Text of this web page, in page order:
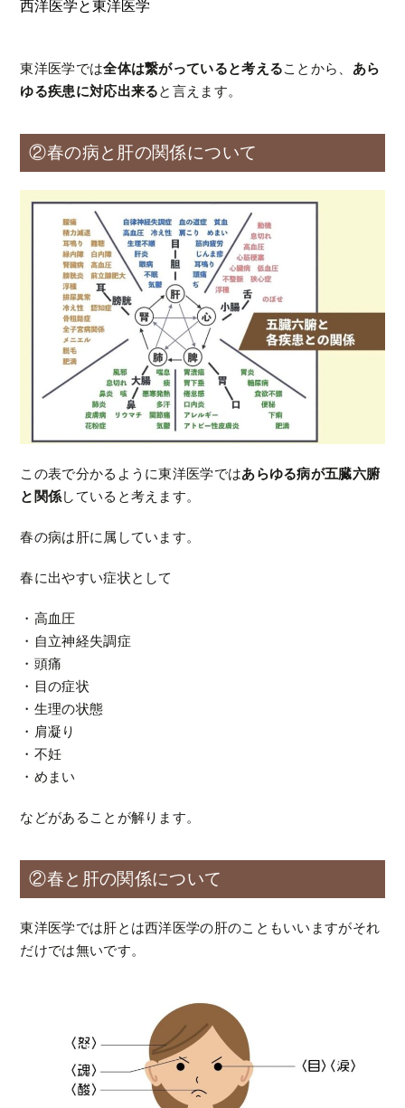
西洋医学と東洋医学
東洋医学では全体は繋がっていると考えることから、 あら
ゆる疾患に対応出来ると言えます。
②春の病と肝の関係について
この表で分かるように東洋医学ではあらゆる病が五臓六腑
と関係していると考えます。
春の病は肝に属しています。
春に出やすい症状として
・高血圧
・自立神経失調症
・頭痛
・目の症状
・生理の状態
・肩凝り
・不妊
・めまい
などがあることが解ります。
②春と肝の関係について
東洋医学では肝とは西洋医学の肝のこともいいますがそれ
だけでは無いです。